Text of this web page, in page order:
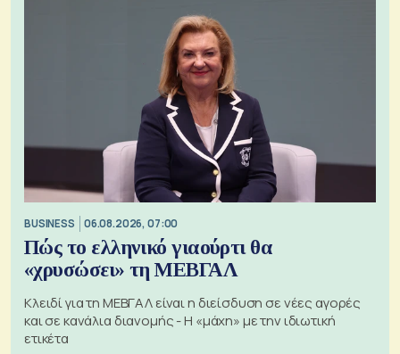
BUSINESS 06.08.2026, 07:00
Πώς το ελληνικό γιαούρτι θα
«χρυσώσει» τη ΜΕΒΓΑΛ
Κλειδί για τη ΜΕΒΓΑΛ είναι η διείσδυση σε νέες αγορές
και σε κανάλια διανομής - Η «μάχη» με την ιδιωτική
ετικέτα